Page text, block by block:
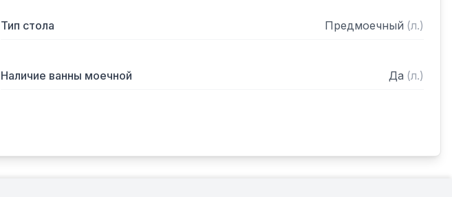
Тип стола Предмоечный (л.)
Наличие ванны моечной Да (л.)